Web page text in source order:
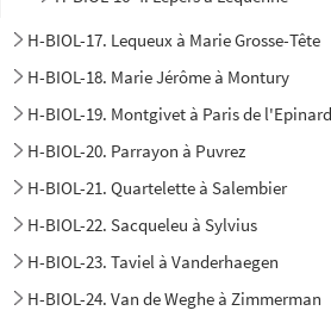
H-BIOL-17. Lequeux à Marie Grosse-Tête
H-BIOL-18. Marie Jérôme à Montury
H-BIOL-19. Montgivet à Paris de
H-BIOL-20. Parrayon à Puvrez
H-BIOL-21. Quartelette à Salembier
H-BIOL-22. Sacqueleu à Sylvius
H-BIOL-23. Taviel à Vanderhaegen
H-BIOL-24. Van de Weghe à Zimmerman